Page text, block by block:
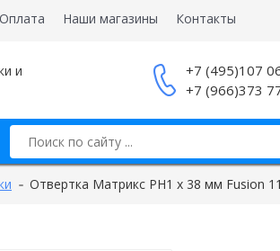
Оплата Наши магазины Контакты
и
+7 (495)107
+7 (966)373
Отвертка Матрикс PH1 x 38 мм Fusion